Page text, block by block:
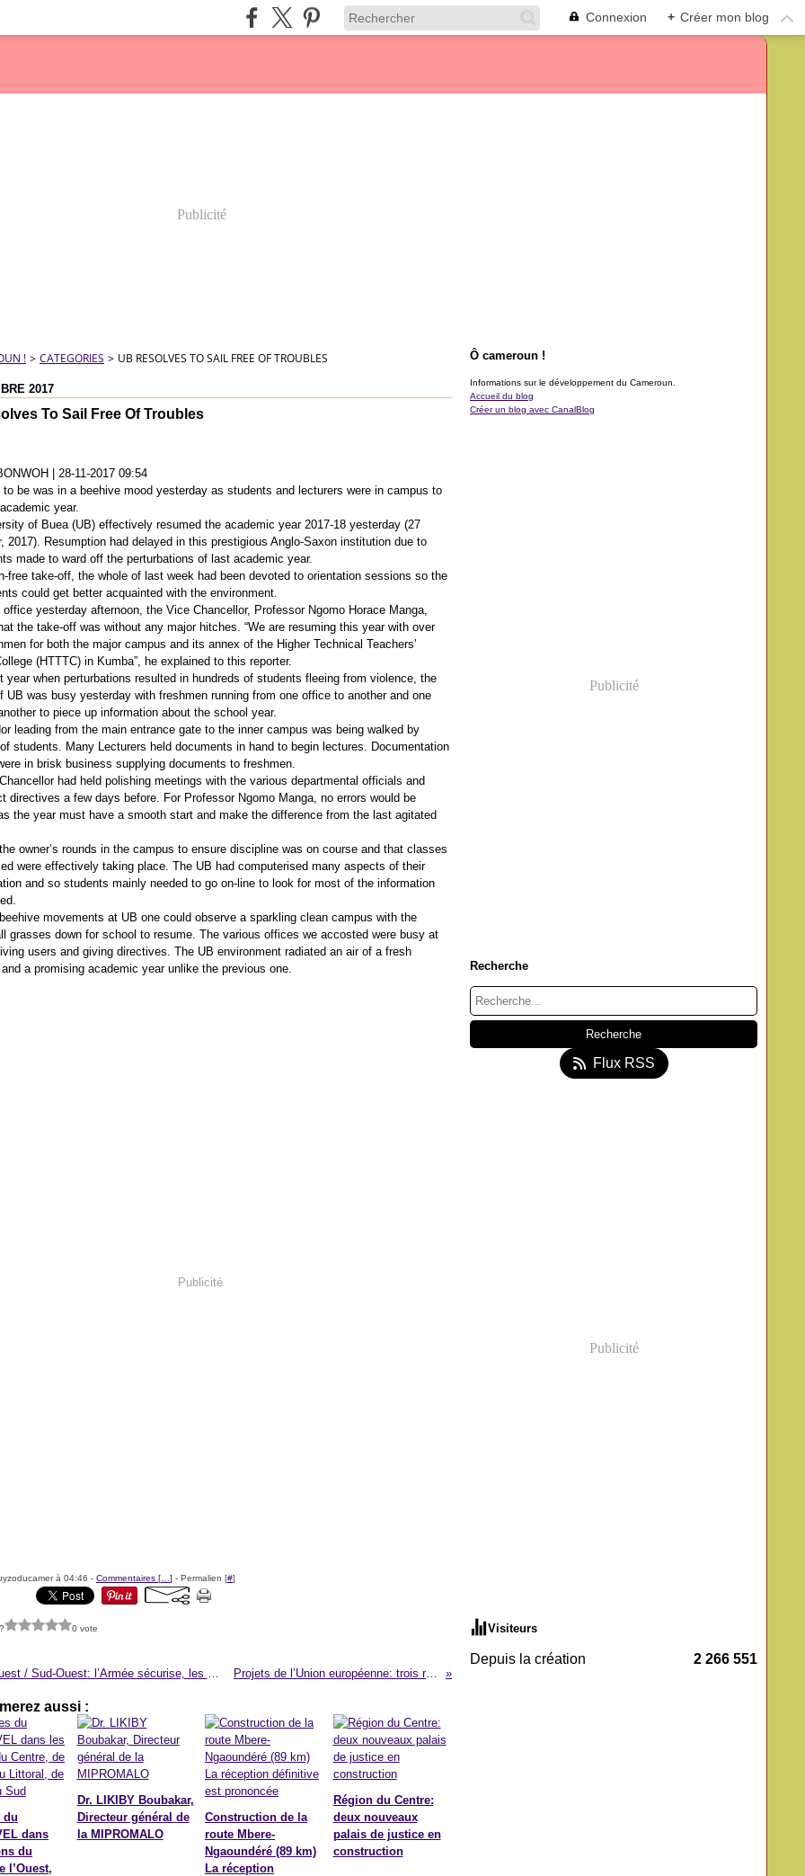
Connexion + Créer mon blog
Publicité
! > CATEGORIES > UB RESOLVES TO SAIL FREE OF TROUBLES
2017
To Sail Free Of Troubles
28-11-2017 09:54
to be was in a beehive mood yesterday as students and lecturers were in campus to
year.
of Buea (UB) effectively resumed the academic year 2017-18 yesterday (27
2017). Resumption had delayed in this prestigious Anglo-Saxon institution due to
made to ward off the perturbations of last academic year.
free take-off, the whole of last week had been devoted to orientation sessions so the
could get better acquainted with the environment.
office yesterday afternoon, the Vice Chancellor, Professor Ngomo Horace Manga,
the take-off was without any major hitches. “We are resuming this year with over
for both the major campus and its annex of the Higher Technical Teachers’
(HTTTC) in Kumba”, he explained to this reporter.
year when perturbations resulted in hundreds of students fleeing from violence, the
UB was busy yesterday with freshmen running from one office to another and one
to piece up information about the school year.
leading from the main entrance gate to the inner campus was being walked by
students. Many Lecturers held documents in hand to begin lectures. Documentation
in brisk business supplying documents to freshmen.
had held polishing meetings with the various departmental officials and
directives a few days before. For Professor Ngomo Manga, no errors would be
the year must have a smooth start and make the difference from the last agitated
owner’s rounds in the campus to ensure discipline was on course and that classes
were effectively taking place. The UB had computerised many aspects of their
and so students mainly needed to go on-line to look for most of the information
movements at UB one could observe a sparkling clean campus with the
grasses down for school to resume. The various offices we accosted were busy at
users and giving directives. The UB environment radiated an air of a fresh
and a promising academic year unlike the previous one.
Publicité
à 04:46 - Commentaires [ ] - Permalien [#]
0 vote
Nord-Ouest / Sud-Ouest: l’Armée sécurise, les populations apprécient Projets de l’Union européenne: trois régions au scanner
aussi :
du
dans
du
l’Ouest,
Dr. LIKIBY Boubakar,
Directeur général de
la MIPROMALO
Construction de la
route Mbere-
Ngaoundéré (89 km)
La réception
Région du Centre:
deux nouveaux
palais de justice en
construction
Ô cameroun !
Informations sur le développement du Cameroun.
Accueil du blog
Créer un blog avec CanalBlog
Publicité
Recherche
Flux RSS
Publicité
Visiteurs
Depuis la création 2 266 551